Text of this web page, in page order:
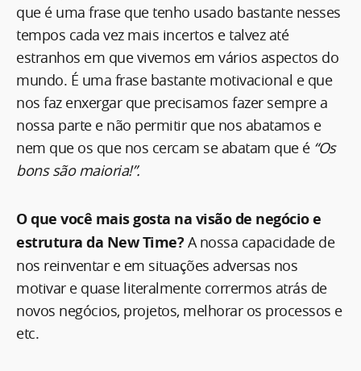
que é uma frase que tenho usado bastante nesses
tempos cada vez mais incertos e talvez até
estranhos em que vivemos em vários aspectos do
mundo. É uma frase bastante motivacional e que
nos faz enxergar que precisamos fazer sempre a
nossa parte e não permitir que nos abatamos e
nem que os que nos cercam se abatam que é “Os
bons são maioria!”.
O que você mais gosta na visão de negócio e
estrutura da New Time?A nossa capacidade de
nos reinventar e em situações adversas nos
motivar e quase literalmente corrermos atrás de
novos negócios, projetos, melhorar os processos e
etc.